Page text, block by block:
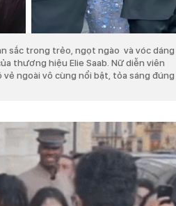
sắc trong trẻo, ngọt ngào và vóc dáng
thương hiệu Elie Saab. Nữ diễn viên
ngoài vô cùng nổi bật, tỏa sáng đúng